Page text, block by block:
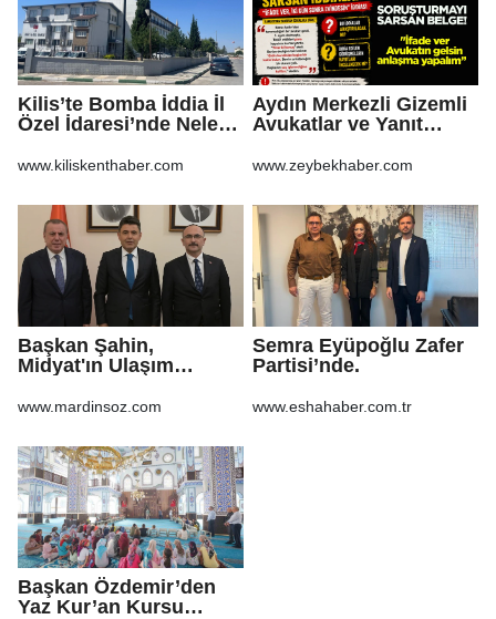
Kilis’te Bomba İddia İl
Özel İdaresi’nde Neler
www.kiliskenthaber.com
Aydın Merkezli Gizemli
Avukatlar ve Yanıt
www.zeybekhaber.com
Başkan Şahin,
Midyat'ın Ulaşım
Taşıdı
www.mardinsoz.com
Semra Eyüpoğlu Zafer
Partisi’nde.
www.eshahaber.com.tr
Başkan Özdemir’den
Yaz Kur’an Kursu